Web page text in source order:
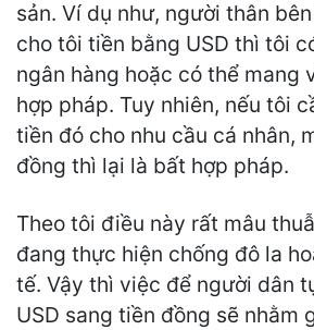
sản. Ví dụ như, người thân
cho tôi tiền bằng USD thì tôi
ngân hàng hoặc có thể mang
hợp pháp. Tuy nhiên, nếu tôi
tiền đó cho nhu cầu cá nhân,
đồng thì lại là bất hợp pháp.
Theo tôi điều này rất mâu
đang thực hiện chống đô la
tế. Vậy thì việc để người dân
USD sang tiền đồng sẽ nhằm